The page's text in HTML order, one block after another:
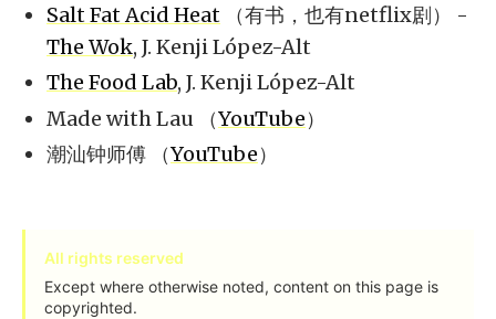
Salt Fat Acid Heat （有书，也有netflix剧） -
The Wok, J. Kenji López-Alt
The Food Lab, J. Kenji López-Alt
Made with Lau （YouTube）
潮汕钟师傅 （YouTube）
All rights reserved
Except where otherwise noted, content on this page is
copyrighted.